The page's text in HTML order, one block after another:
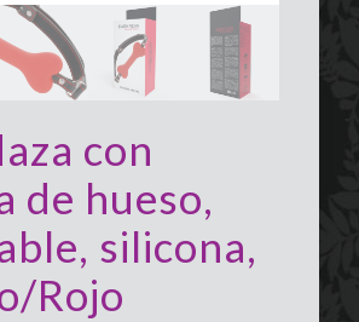
con
de hueso,
silicona,
Rojo